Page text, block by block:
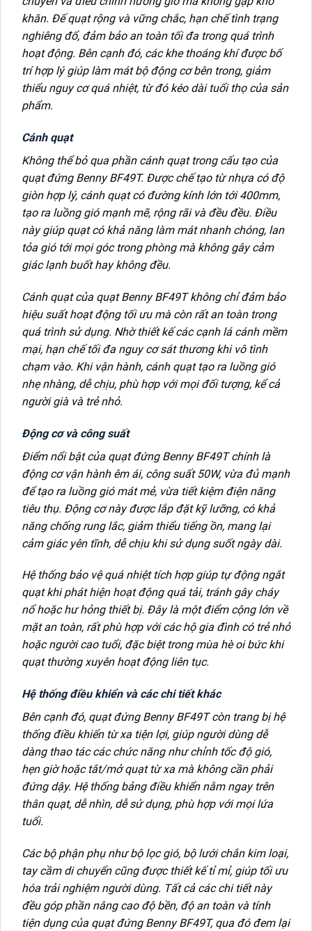
khăn. Đế quạt rộng và vững chắc, hạn chế tình trạng
nghiêng đổ, đảm bảo an toàn tối đa trong quá trình
hoạt động. Bên cạnh đó, các khe thoáng khí được bố
trí hợp lý giúp làm mát bộ động cơ bên trong, giảm
thiểu nguy cơ quá nhiệt, từ đó kéo dài tuổi thọ của sản
phẩm.
Cánh quạt
Không thể bỏ qua phần cánh quạt trong cấu tạo của
quạt đứng Benny BF49T. Được chế tạo từ nhựa có độ
giòn hợp lý, cánh quạt có đường kính lớn tới 400mm,
tạo ra luồng gió mạnh mẽ, rộng rãi và đều đều. Điều
này giúp quạt có khả năng làm mát nhanh chóng, lan
tỏa gió tới mọi góc trong phòng mà không gây cảm
giác lạnh buốt hay không đều.
Cánh quạt của quạt Benny BF49T không chỉ đảm bảo
hiệu suất hoạt động tối ưu mà còn rất an toàn trong
quá trình sử dụng. Nhờ thiết kế các cạnh lá cánh mềm
mại, hạn chế tối đa nguy cơ sát thương khi vô tình
chạm vào. Khi vận hành, cánh quạt tạo ra luồng gió
nhẹ nhàng, dễ chịu, phù hợp với mọi đối tượng, kể cả
người già và trẻ nhỏ.
Động cơ và công suất
Điểm nổi bật của quạt đứng Benny BF49T chính là
động cơ vận hành êm ái, công suất 50W, vừa đủ mạnh
để tạo ra luồng gió mát mẻ, vừa tiết kiệm điện năng
tiêu thụ. Động cơ này được lắp đặt kỹ lưỡng, có khả
năng chống rung lắc, giảm thiểu tiếng ồn, mang lại
cảm giác yên tĩnh, dễ chịu khi sử dụng suốt ngày dài.
Hệ thống bảo vệ quá nhiệt tích hợp giúp tự động ngắt
quạt khi phát hiện hoạt động quá tải, tránh gây cháy
nổ hoặc hư hỏng thiết bị. Đây là một điểm cộng lớn về
mặt an toàn, rất phù hợp với các hộ gia đình có trẻ nhỏ
hoặc người cao tuổi, đặc biệt trong mùa hè oi bức khi
quạt thường xuyên hoạt động liên tục.
Hệ thống điều khiển và các chi tiết khác
Bên cạnh đó, quạt đứng Benny BF49T còn trang bị hệ
thống điều khiển từ xa tiện lợi, giúp người dùng dễ
dàng thao tác các chức năng như chỉnh tốc độ gió,
hẹn giờ hoặc tắt/mở quạt từ xa mà không cần phải
đứng dậy. Hệ thống bảng điều khiển nằm ngay trên
thân quạt, dễ nhìn, dễ sử dụng, phù hợp với mọi lứa
tuổi.
Các bộ phận phụ như bộ lọc gió, bộ lưới chắn kim loại,
tay cầm di chuyển cũng được thiết kế tỉ mỉ, giúp tối ưu
hóa trải nghiệm người dùng. Tất cả các chi tiết này
đều góp phần nâng cao độ bền, độ an toàn và tính
tiện dụng của quạt đứng Benny BF49T, qua đó đem lại